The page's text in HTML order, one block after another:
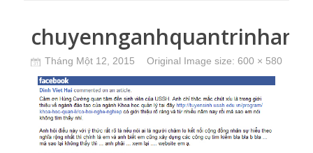
Tháng Một 12, 2015 Original Image size: 600 × 580